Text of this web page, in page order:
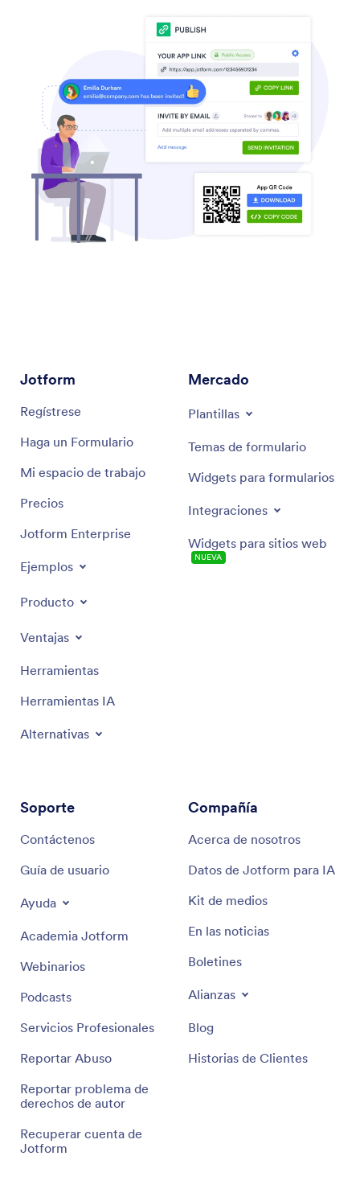
Jotform
Regístrese
Haga un Formulario
Mi espacio de trabajo
Precios
Jotform Enterprise
Ejemplos
Producto
Ventajas
Herramientas
Herramientas IA
Alternativas
Mercado
Plantillas
Temas de formulario
Widgets para formularios
Integraciones
Widgets para sitios web
NUEVA
Soporte
Contáctenos
Guía de usuario
Ayuda
Academia Jotform
Webinarios
Podcasts
Servicios Profesionales
Reportar Abuso
Reportar problema de
derechos de autor
Recuperar cuenta de
Jotform
Compañía
Acerca de nosotros
Datos de Jotform para IA
Kit de medios
En las noticias
Boletines
Alianzas
Blog
Historias de Clientes